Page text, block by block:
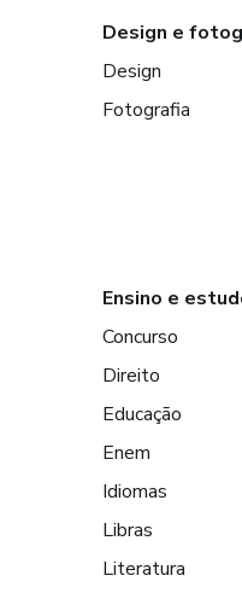
Design e
Design
Fotografia
Ensino e
Concurso
Direito
Educação
Enem
Idiomas
Libras
Literatura